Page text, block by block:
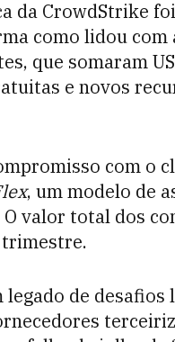
da CrowdStrike
como lidou
que somaram
e novos
com o
, um modelo de
valor total dos
trimestre.
de desafios